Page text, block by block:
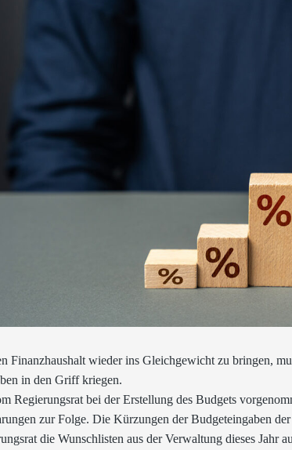
Finanzhaushalt wieder ins Gleichgewicht zu bringen,
in den Griff kriegen.
Regierungsrat bei der Erstellung des Budgets
zur Folge. Die Kürzungen der Budgeteingaben
die Wunschlisten aus der Verwaltung dieses Jahr